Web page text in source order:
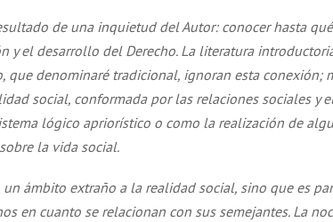
de una inquietud del Autor: conocer hasta
y el desarrollo del Derecho. La literatura
que denominaré tradicional, ignoran esta conexión;
social, conformada por las relaciones sociales y
lógico apriorístico o como la realización de
la vida social.
ámbito extraño a la realidad social, sino que es
en cuanto se relacionan con sus semejantes. La